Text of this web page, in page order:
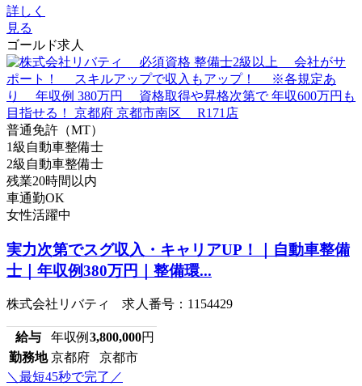
詳しく
見る
ゴールド求人
普通免許（MT）
1級自動車整備士
2級自動車整備士
残業20時間以内
車通勤OK
女性活躍中
実力次第でスグ収入・キャリアUP！｜自動車整備
士｜年収例380万円｜整備環...
株式会社リバティ 求人番号：1154429
給与 年収例 3,800,000円
勤務地 京都府 京都市
＼最短45秒で完了／